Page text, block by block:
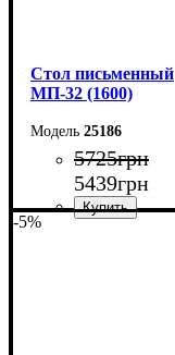
Cтол письменный
МП-32 (1600)
25186
5725грн
5439грн
-5%